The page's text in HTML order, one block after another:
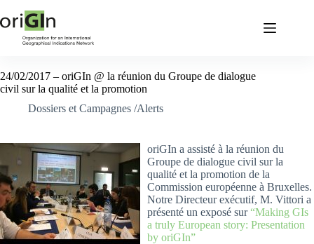
24/02/2017 – oriGIn @ la réunion du Groupe de dialogue
civil sur la qualité et la promotion
Dossiers et Campagnes /Alerts
oriGIn a assisté à la réunion du
Groupe de dialogue civil sur la
qualité et la promotion de la
Commission européenne à Bruxelles.
Notre Directeur exécutif, M. Vittori a
présenté un exposé sur“Making GIs
a truly European story: Presentation
by oriGIn”